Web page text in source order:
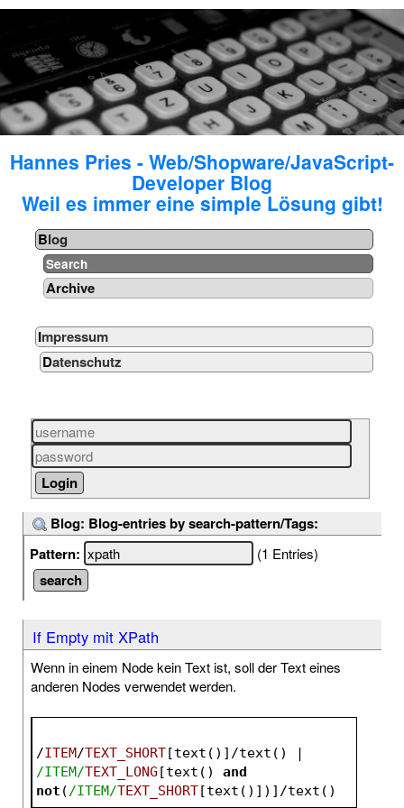
Hannes Pries - Web/Shopware/JavaScript-
Developer Blog
Weil es immer eine simple Lösung gibt!
Blog
Search
Archive
Impressum
Datenschutz
Blog: Blog-entries by search-pattern/Tags:
Pattern:
(1 Entries)
If Empty mit XPath
Wenn in einem Node kein Text ist, soll der Text eines
anderen Nodes verwendet werden.
/ITEM/TEXT_SHORT
/ITEM/TEXT_LONG[text() and
not (/ITEM/TEXT_SHORT[text()])]/text()